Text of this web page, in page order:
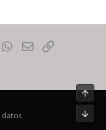
WhatsApp
EmailEnlace
datos